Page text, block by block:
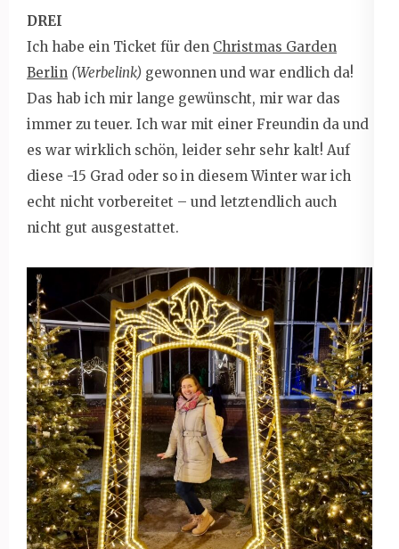
DREI
Ich habe ein Ticket für den Christmas Garden
Berlin (Werbelink) gewonnen und war endlich da!
Das hab ich mir lange gewünscht, mir war das
immer zu teuer. Ich war mit einer Freundin da und
es war wirklich schön, leider sehr sehr kalt! Auf
diese -15 Grad oder so in diesem Winter war ich
echt nicht vorbereitet – und letztendlich auch
nicht gut ausgestattet.